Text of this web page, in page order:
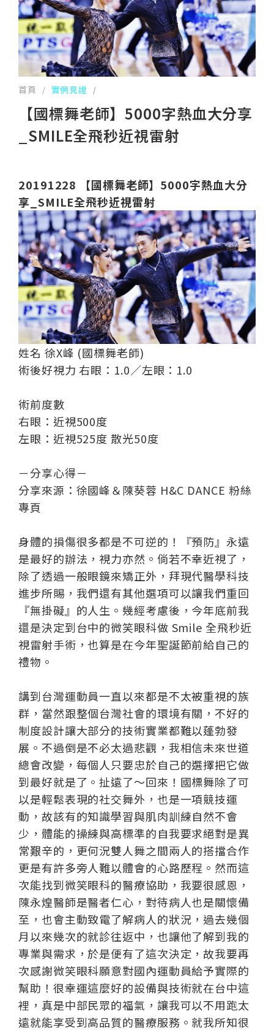
首頁 / 實例見證 /
【國標舞老師】5000字熱血大分享
_SMILE全飛秒近視雷射
20191228 【國標舞老師】5000字熱血大分
享_SMILE全飛秒近視雷射
姓名 徐X峰 (國標舞老師)
術後好視力 右眼：1.0／左眼：1.0
術前度數
右眼：近視500度
左眼：近視525度 散光50度
－分享心得－
分享來源：徐國峰＆陳葵蓉 H&C DANCE 粉絲
專頁
身體的損傷很多都是不可逆的！『預防』永遠
是最好的辦法，視力亦然。倘若不幸近視了，
除了透過一般眼鏡來矯正外，拜現代醫學科技
進步所賜，我們還有其他選項可以讓我們重回
『無掛礙』的人生。幾經考慮後，今年底前我
還是決定到台中的微笑眼科做 Smile 全飛秒近
視雷射手術，也算是在今年聖誕節前給自己的
禮物。
講到台灣運動員一直以來都是不太被重視的族
群，當然跟整個台灣社會的環境有關，不好的
制度設計讓大部分的技術實業都難以蓬勃發
展。不過倒是不必太過悲觀，我相信未來世道
總會改變，每個人只要忠於自己的選擇把它做
到最好就是了。扯遠了～回來！國標舞除了可
以是輕鬆表現的社交舞外，也是一項競技運
動，故該有的知識學習與肌肉訓練自然不會
少，體能的操練與高標準的自我要求絕對是異
常艱辛的，更何況雙人舞之間兩人的搭擋合作
更是有許多旁人難以體會的心路歷程。然而這
次能找到微笑眼科的醫療協助，我要很感恩，
陳永煌醫師是醫者仁心，對待病人也是關懷備
至，也會主動致電了解病人的狀況，過去幾個
月以來幾次的就診往返中，也讓他了解到我的
專業與需求，於是便有了這次決定，故我要再
次感謝微笑眼科願意對國內運動員給予實際的
幫助！很幸運這麼好的設備與技術就在台中這
裡，真是中部民眾的福氣，讓我可以不用跑太
遠就能享受到高品質的醫療服務。就我所知很